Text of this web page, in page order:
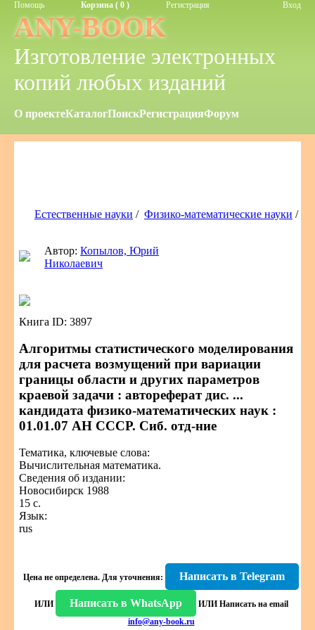
Помощь Корзина ( 0 ) Регистрация Вход
ANY-BOOK
Изготовление электронных
копий любых изданий
О проектеКаталогПоискРегистрацияФорум
Естественные науки / Физико-математические науки /
Автор:Копылов, Юрий
Николаевич
Книга ID: 3897
Алгоритмы статистического моделирования
для расчета возмущений при вариации
границы области и других параметров
краевой задачи : автореферат дис. ...
кандидата физико-математических наук :
01.01.07 АН СССР. Сиб. отд-ние
Тематика, ключевые слова:
Вычислительная математика.
Сведения об издании:
Новосибирск 1988
15 с.
Язык:
rus
Цена не определена. Для уточнения: Написать в Telegram
ИЛИ Написать в WhatsApp ИЛИ Написать на email
info@any-book.ru